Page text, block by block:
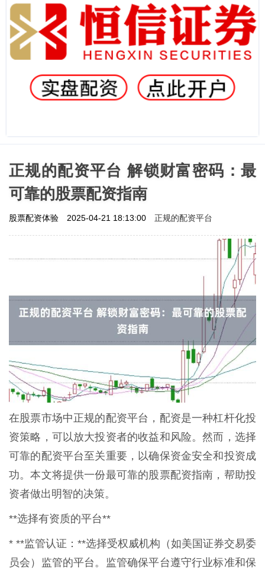
正规的配资平台 解锁财富密码：最
可靠的股票配资指南
股票配资体验 2025-04-21 18:13:00 正规的配资平台
在股票市场中正规的配资平台，配资是一种杠杆化投
资策略，可以放大投资者的收益和风险。然而，选择
可靠的配资平台至关重要，以确保资金安全和投资成
功。本文将提供一份最可靠的股票配资指南，帮助投
资者做出明智的决策。
**选择有资质的平台**
* **监管认证：**选择受权威机构（如美国证券交易委
员会）监管的平台。监管确保平台遵守行业标准和保